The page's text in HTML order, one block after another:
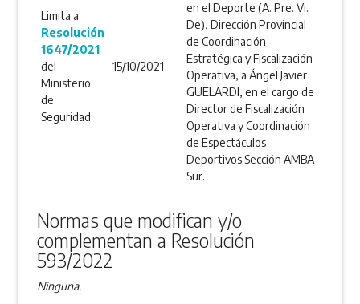
Limita a
Resolución
1647/2021
del
Ministerio
de
Seguridad
15/10/2021
en el Deporte (A. Pre. Vi.
De), Dirección Provincial
de Coordinación
Estratégica y Fiscalización
Operativa, a Ángel Javier
GUELARDI, en el cargo de
Director de Fiscalización
Operativa y Coordinación
de Espectáculos
Deportivos Sección AMBA
Sur.
Normas que modifican y/o
complementan a Resolución
593/2022
Ninguna.